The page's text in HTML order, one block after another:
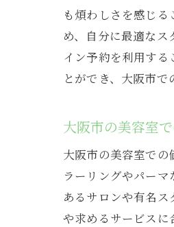
も煩わしさを感じ
め、自分に最適な
イン予約を利用す
とができ、大阪市で
大阪市の美容室
大阪市の美容室で
ラーリングやパー
あるサロンや有名
や求めるサービス